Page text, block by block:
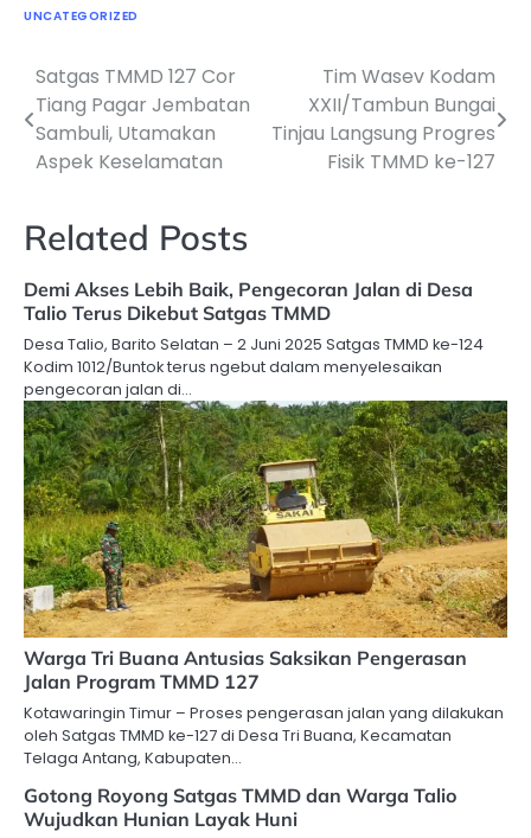
UNCATEGORIZED
Navigasi
pos
Satgas TMMD 127 Cor
Tiang Pagar Jembatan
Sambuli, Utamakan
Aspek Keselamatan
Tim Wasev Kodam
XXII/Tambun Bungai
Tinjau Langsung Progres
Fisik TMMD ke-127
Related Posts
Demi Akses Lebih Baik, Pengecoran Jalan di Desa
Talio Terus Dikebut Satgas TMMD
Desa Talio, Barito Selatan – 2 Juni 2025 Satgas TMMD ke-124
Kodim 1012/Buntok terus ngebut dalam menyelesaikan
pengecoran jalan di…
Warga Tri Buana Antusias Saksikan Pengerasan
Jalan Program TMMD 127
Kotawaringin Timur – Proses pengerasan jalan yang dilakukan
oleh Satgas TMMD ke-127 di Desa Tri Buana, Kecamatan
Telaga Antang, Kabupaten…
Gotong Royong Satgas TMMD dan Warga Talio
Wujudkan Hunian Layak Huni